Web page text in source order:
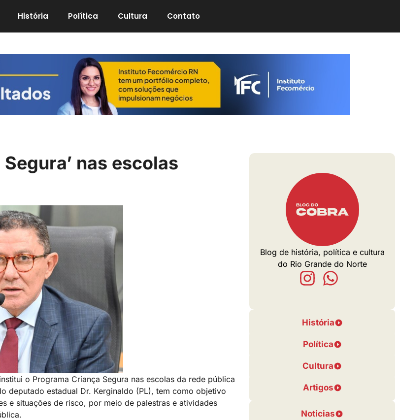
História Política Cultura Contato
Blog de história, política e cultura
do Rio Grande do Norte
História
Política
Cultura
Artigos
Noticias
nas escolas
o Programa Criança Segura nas escolas da rede pública
deputado estadual Dr. Kerginaldo (PL), tem como objetivo
e situações de risco, por meio de palestras e atividades